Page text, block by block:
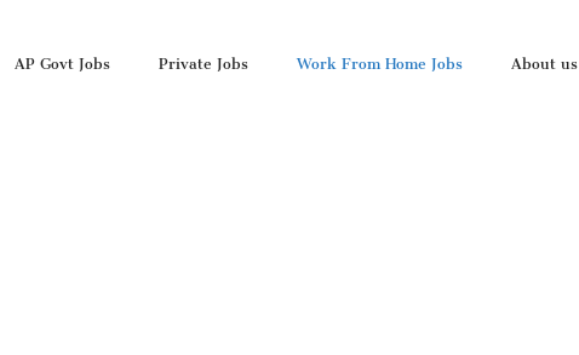
AP Govt Jobs Private Jobs Work From Home Jobs About us